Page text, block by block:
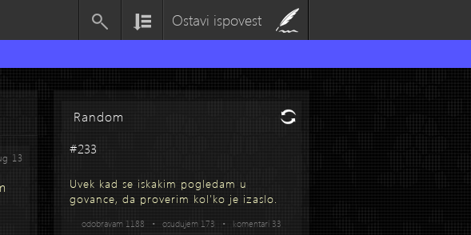
Ostavi ispovest
13
Random
#233
Uvek kad se iskakim pogledam u
govance, da proverim kol'ko je izaslo.
odobravam 1188 • osudujem 173 • komentari 33